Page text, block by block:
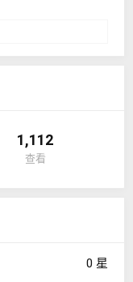
1,112
查看
0 星